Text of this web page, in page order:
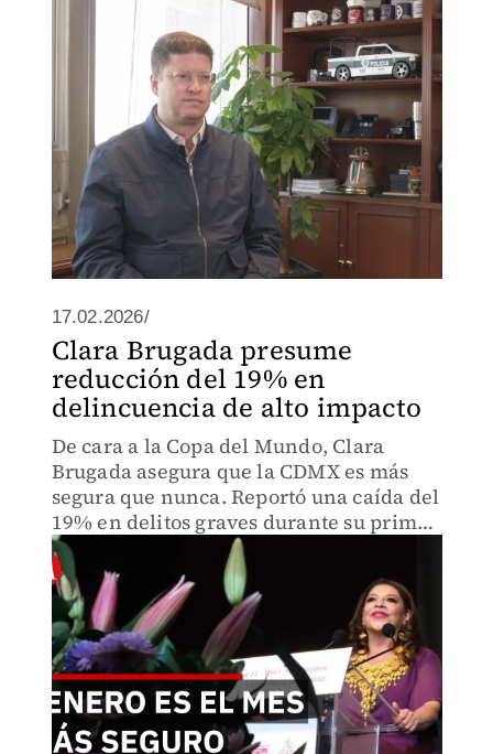
17.02.2026/
Clara Brugada presume
reducción del 19% en
delincuencia de alto impacto
De cara a la Copa del Mundo, Clara
Brugada asegura que la CDMX es más
segura que nunca. Reportó una caída del
19% en delitos graves durante su primer
informe de 2026.